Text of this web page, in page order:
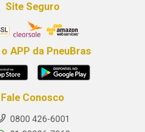
Site Seguro
APP da PneuBras
Fale Conosco
0800 426-6001